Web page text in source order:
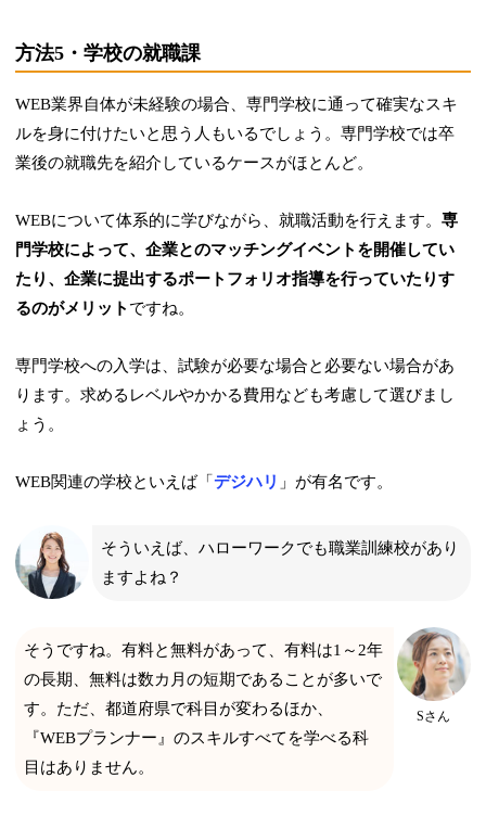
方法5・学校の就職課
WEB業界自体が未経験の場合、専門学校に通って確実なスキ
ルを身に付けたいと思う人もいるでしょう。専門学校では卒
業後の就職先を紹介しているケースがほとんど。
WEBについて体系的に学びながら、就職活動を行えます。専
門学校によって、企業とのマッチングイベントを開催してい
たり、企業に提出するポートフォリオ指導を行っていたりす
るのがメリット ですね。
専門学校への入学は、試験が必要な場合と必要ない場合があ
ります。求めるレベルやかかる費用なども考慮して選びまし
ょう。
WEB関連の学校といえば「デジハリ 」が有名です。
そういえば、ハローワークでも職業訓練校があり
ますよね？
そうですね。有料と無料があって、有料は1～2年
の長期、無料は数カ月の短期であることが多いで
す。ただ、都道府県で科目が変わるほか、
『WEBプランナー』のスキルすべてを学べる科
目はありません。
Sさん